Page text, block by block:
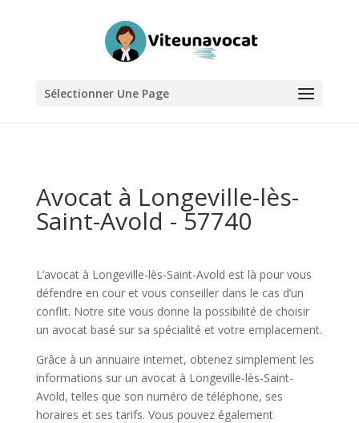
Sélectionner Une Page
Avocat à Longeville-lès-
Saint-Avold - 57740
L’avocat à Longeville-lès-Saint-Avold est là pour vous
défendre en cour et vous conseiller dans le cas d’un
conflit. Notre site vous donne la possibilité de choisir
un avocat basé sur sa spécialité et votre emplacement.
Grâce à un annuaire internet, obtenez simplement les
informations sur un avocat à Longeville-lès-Saint-
Avold, telles que son numéro de téléphone, ses
horaires et ses tarifs. Vous pouvez également